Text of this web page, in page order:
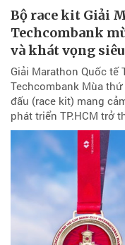
Bộ race kit Giải
Techcombank
và khát vọng
Giải Marathon Quốc tế
Techcombank Mùa
đấu (race kit) mang
phát triển TP.HCM trở